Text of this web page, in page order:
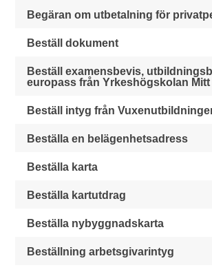
Begäran om utbetalning för
Beställ dokument
Beställ examensbevis,
europass från Yrkeshögskolan Mitt
Beställ intyg från
Beställa en belägenhetsadress
Beställa karta
Beställa kartutdrag
Beställa nybyggnadskarta
Beställning arbetsgivarintyg